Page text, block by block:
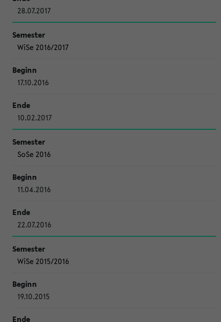
28.07.2017
WiSe 2016/2017
17.10.2016
10.02.2017
SoSe 2016
11.04.2016
22.07.2016
WiSe 2015/2016
19.10.2015